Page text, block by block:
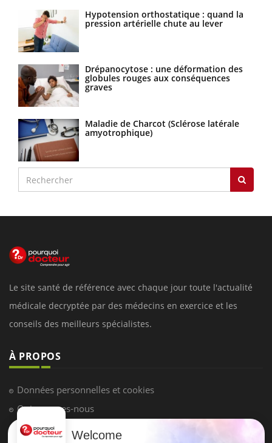
Hypotension orthostatique : quand la
pression artérielle chute au lever
Drépanocytose : une déformation des
globules rouges aux conséquences
graves
Maladie de Charcot (Sclérose latérale
amyotrophique)
Le site santé de référence avec chaque jour toute l'actualité
médicale decryptée par des médecins en exercice et les
conseils des meilleurs spécialistes.
À PROPOS
Données personnelles et cookies
Qui sommes-nous
Conditions d'utilisation
Welcome